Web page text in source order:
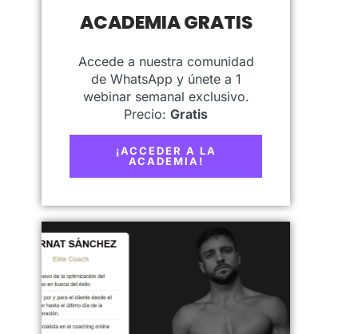
ACADEMIA GRATIS
Accede a nuestra comunidad
de WhatsApp y únete a 1
webinar semanal exclusivo.
Precio:Gratis
¡ACCEDER A LA
ACADEMIA!